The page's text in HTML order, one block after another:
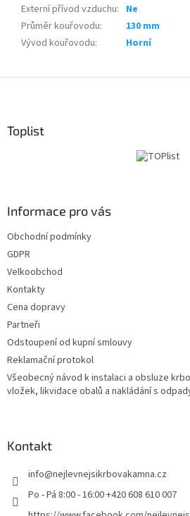
Externí přívod vzduchu: Ne
Průměr kouřovodu:
130 mm
Vývod kouřovodu: Horní
Toplist
Informace pro vás
Obchodní podmínky
GDPR
Velkoobchod
Kontakty
Cena dopravy
Partneři
Odstoupení od kupní smlouvy
Reklamační protokol
Všeobecný návod k instalaci a obsluze
vložek, likvidace obalů a nakládání s
Kontakt
info@nejlevnejsikrbovakamna.cz
Po - Pá 8:00 - 16:00 +420 608 610 007